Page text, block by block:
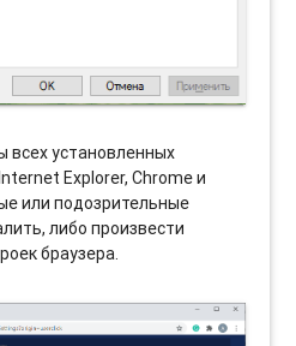
всех установленных
Explorer, Chrome и
или подозрительные
либо произвести
браузера.